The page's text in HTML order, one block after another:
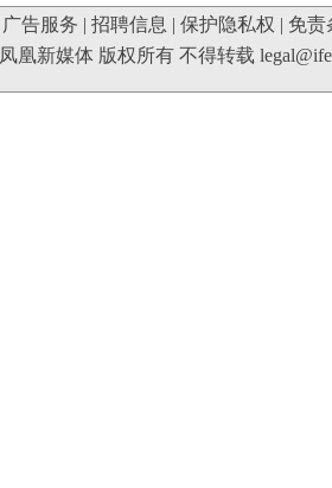
广告服务 | 招聘信息 | 保护隐私权 | 免责
凤凰新媒体 版权所有 不得转载